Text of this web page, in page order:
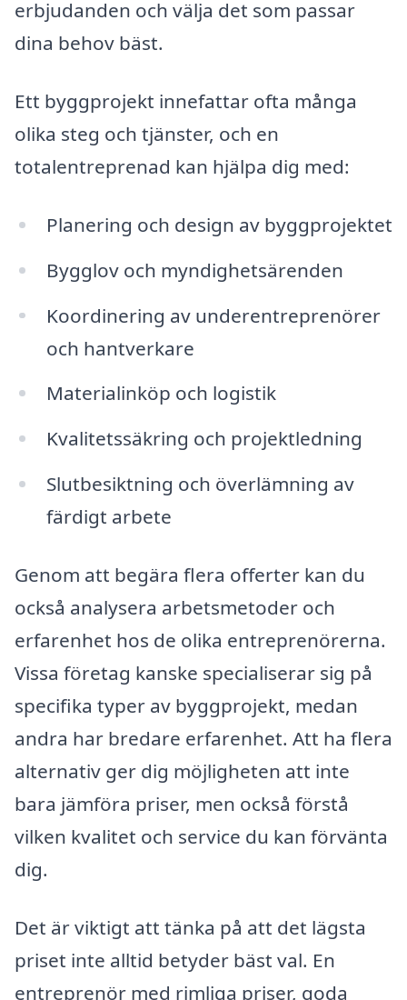
erbjudanden och välja det som passar
dina behov bäst.
Ett byggprojekt innefattar ofta många
olika steg och tjänster, och en
totalentreprenad kan hjälpa dig med:
Planering och design av byggprojektet
Bygglov och myndighetsärenden
Koordinering av underentreprenörer
och hantverkare
Materialinköp och logistik
Kvalitetssäkring och projektledning
Slutbesiktning och överlämning av
färdigt arbete
Genom att begära flera offerter kan du
också analysera arbetsmetoder och
erfarenhet hos de olika entreprenörerna.
Vissa företag kanske specialiserar sig på
specifika typer av byggprojekt, medan
andra har bredare erfarenhet. Att ha flera
alternativ ger dig möjligheten att inte
bara jämföra priser, men också förstå
vilken kvalitet och service du kan förvänta
dig.
Det är viktigt att tänka på att det lägsta
priset inte alltid betyder bäst val. En
entreprenör med rimliga priser, goda